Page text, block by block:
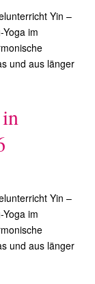
Yin –
im
und aus länger
Yin –
im
und aus länger